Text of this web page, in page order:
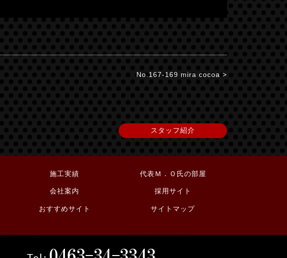
No.167-169 mira cocoa >
スタッフ紹介
施工実績 代表Ｍ．Ｏ氏の部屋
会社案内 採用サイト
おすすめサイト サイトマップ